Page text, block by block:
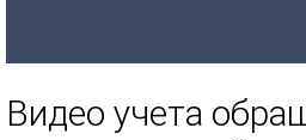
Видео учета